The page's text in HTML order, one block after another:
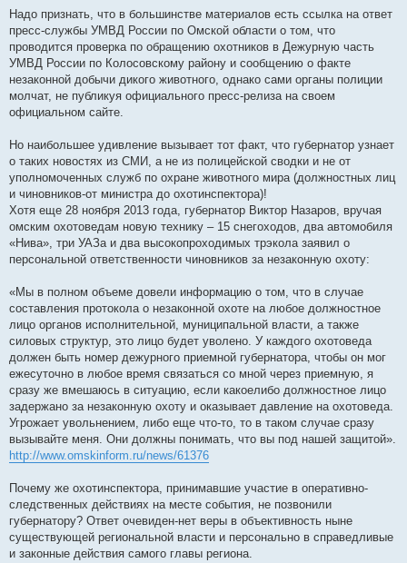
Надо признать, что в большинстве материалов есть ссылка на ответ
пресс-службы УМВД России по Омской области о том, что
проводится проверка по обращению охотников в Дежурную часть
УМВД России по Колосовскому району и сообщению о факте
незаконной добычи дикого животного, однако сами органы полиции
молчат, не публикуя официального пресс-релиза на своем
официальном сайте.
Но наибольшее удивление вызывает тот факт, что губернатор узнает
о таких новостях из СМИ, а не из полицейской сводки и не от
уполномоченных служб по охране животного мира (должностных лиц
и чиновников-от министра до охотинспектора)!
Хотя еще 28 ноября 2013 года, губернатор Виктор Назаров, вручая
омским охотоведам новую технику – 15 снегоходов, два автомобиля
«Нива», три УАЗа и два высокопроходимых трэкола заявил о
персональной ответственности чиновников за незаконную охоту:
«Мы в полном объеме довели информацию о том, что в случае
составления протокола о незаконной охоте на любое должностное
лицо органов исполнительной, муниципальной власти, а также
силовых структур, это лицо будет уволено. У каждого охотоведа
должен быть номер дежурного приемной губернатора, чтобы он мог
ежесуточно в любое время связаться со мной через приемную, я
сразу же вмешаюсь в ситуацию, если какоелибо должностное лицо
задержано за незаконную охоту и оказывает давление на охотоведа.
Угрожает увольнением, либо еще что-то, то в таком случае сразу
вызывайте меня. Они должны понимать, что вы под нашей защитой».
http://www.omskinform.ru/news/61376
Почему же охотинспектора, принимавшие участие в оперативно-
следственных действиях на месте события, не позвонили
губернатору? Ответ очевиден-нет веры в объективность ныне
существующей региональной власти и персонально в справедливые
и законные действия самого главы региона.